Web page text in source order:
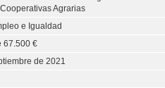
Agrarias
e Igualdad
67.500 €
de 2021